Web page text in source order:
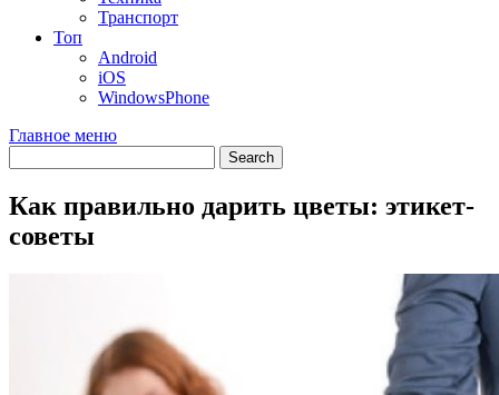
Транспорт
Топ
Android
iOS
WindowsPhone
Главное меню
Как правильно дарить цветы: этикет-
советы